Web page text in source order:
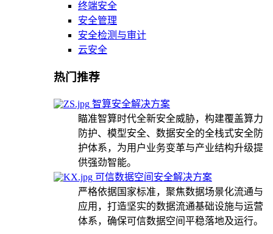
终端安全
安全管理
安全检测与审计
云安全
热门推荐
智算安全解决方案
瞄准智算时代全新安全威胁，构建覆盖算力
防护、模型安全、数据安全的全栈式安全防
护体系，为用户业务变革与产业结构升级提
供强劲智能。
可信数据空间安全解决方案
严格依据国家标准，聚焦数据场景化流通与
应用，打造坚实的数据流通基础设施与运营
体系，确保可信数据空间平稳落地及运行。